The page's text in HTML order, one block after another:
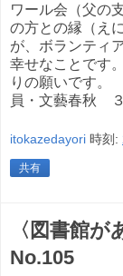
ワール会（父の
の方との縁（え
が、ボランティ
幸せなことです
りの願いです。
員・文藝春秋 ３
itokazedayori 時刻:
共有
〈図書館
No.105